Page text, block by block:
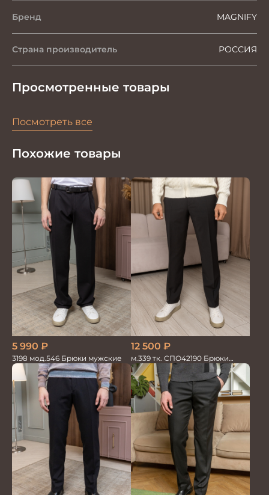
Бренд MAGNIFY
Страна производитель РОССИЯ
Просмотренные товары
Посмотреть все
Похожие товары
5 990 ₽
3198 мод.546 Брюки мужские
12 500 ₽
м.339 тк. СПО42190 Брюки
мужские черные однотон